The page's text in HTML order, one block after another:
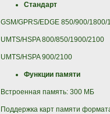
Стандарт
GSM/GPRS/EDGE 850/900/1800/
UMTS/HSPA 800/850/1900/2100
UMTS/HSPA 900/2100
Функции памяти
Встроенная память: 300 МБ
Поддержка карт памяти